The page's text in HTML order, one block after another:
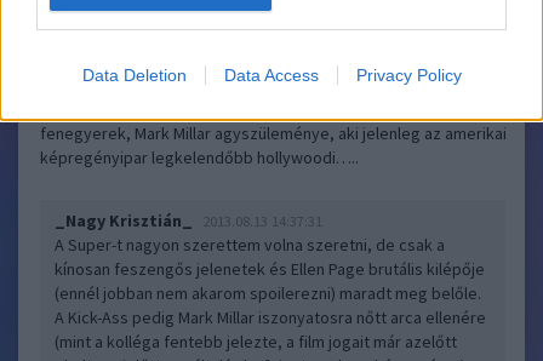
Data Deletion Data Access Privacy Policy
Kick-Ass vs. Motherfucker. Már a puszta tény, hogy van ürügy
ennek leírására, egészen gyönyörű, még a kontextus ismerete
fenegyerek, Mark Millar agyszüleménye, aki jelenleg az amerikai
képregényipar legkelendőbb hollywoodi…..
_Nagy Krisztián_ 2013.08.13 14:37:31
A Super-t nagyon szerettem volna szeretni, de csak a
kínosan feszengős jelenetek és Ellen Page brutális kilépője
(ennél jobban nem akarom spoilerezni) maradt meg belőle.
A Kick-Ass pedig Mark Millar iszonyatosra nőtt arca ellenére
(mint a kolléga fentebb jelezte, a film jogait már azelőtt